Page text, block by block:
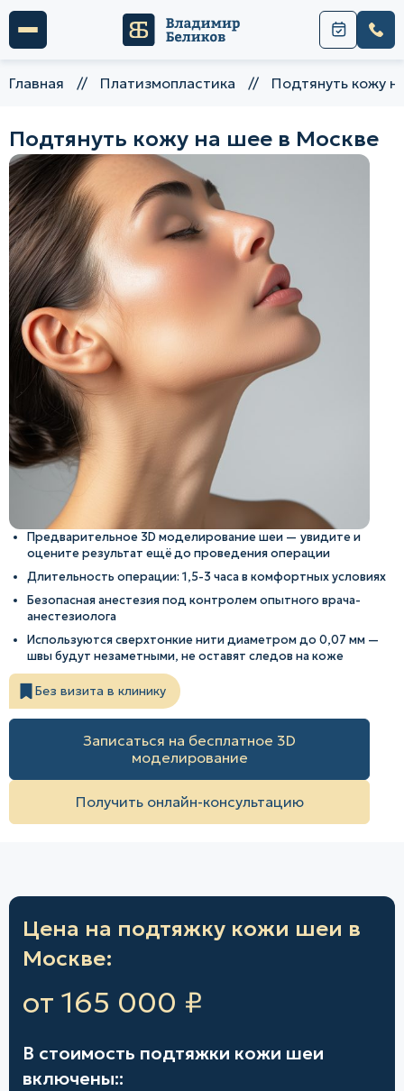
Главная // Платизмопластика // Подтянуть кожу
Подтянуть кожу на шее в Москве
Предварительное 3D моделирование шеи — увидите и
оцените результат ещё до проведения операции
Длительность операции: 1,5-3 часа в комфортных условиях
Безопасная анестезия под контролем опытного врача-
анестезиолога
Используются сверхтонкие нити диаметром до 0,07 мм —
швы будут незаметными, не оставят следов на коже
Без визита в клинику
Записаться на бесплатное 3D
моделирование
Получить онлайн-консультацию
Цена на подтяжку кожи шеи в
Москве:
от 165 000 ₽
В стоимость подтяжки кожи шеи
включены::